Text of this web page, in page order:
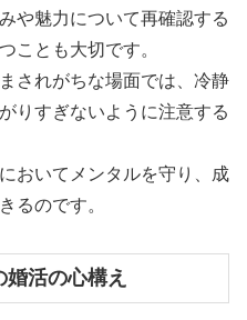
や魅力について再確認する
ことも大切です。
されがちな場面では、冷静
りすぎないように注意する
おいてメンタルを守り、成
るのです。
活の心構え